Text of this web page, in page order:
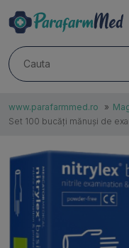
DESPRE
NOI
www.parafarmmed.ro »
Set 100 bucăți mănuși de